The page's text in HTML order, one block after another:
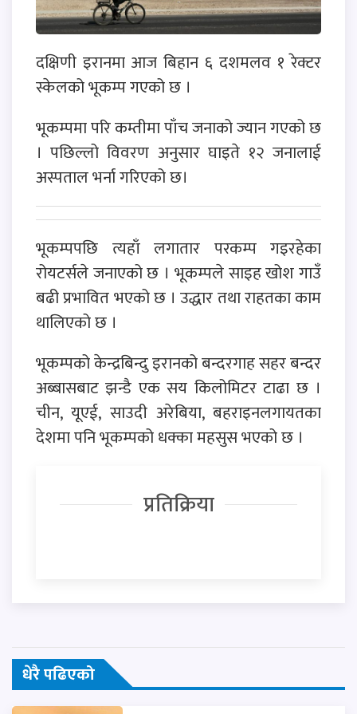
दक्षिणी इरानमा आज बिहान ६ दशमलव १ रेक्टर
स्केलको भूकम्प गएको छ ।
भूकम्पमा परि कम्तीमा पाँच जनाको ज्यान गएको छ
। पछिल्लो विवरण अनुसार घाइते १२ जनालाई
अस्पताल भर्ना गरिएको छ।
भूकम्पपछि त्यहाँ लगातार परकम्प गइरहेका
रोयटर्सले जनाएको छ । भूकम्पले साइह खोश गाउँ
बढी प्रभावित भएको छ । उद्धार तथा राहतका काम
थालिएको छ ।
भूकम्पको केन्द्रबिन्दु इरानको बन्दरगाह सहर बन्दर
अब्बासबाट झन्डै एक सय किलोमिटर टाढा छ ।
चीन, यूएई, साउदी अरेबिया, बहराइनलगायतका
देशमा पनि भूकम्पको धक्का महसुस भएको छ ।
प्रतिक्रिया
धेरै पढिएको